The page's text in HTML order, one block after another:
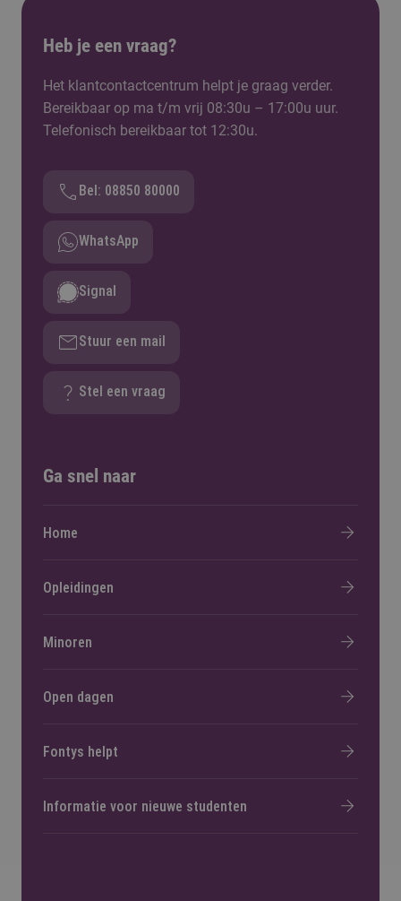
Proefstuderen
5 momenten beschikbaar
Heb je een vraag?
Het klantcontactcentrum helpt je graag verder.
Bereikbaar op ma t/m vrij 08:30u – 17:00u uur.
Telefonisch bereikbaar tot 12:30u.
Bel: 08850 80000
WhatsApp
Signal
Stuur een mail
Stel een vraag
Ga snel naar
Home
Opleidingen
Minoren
Open dagen
Fontys helpt
Informatie voor nieuwe studenten